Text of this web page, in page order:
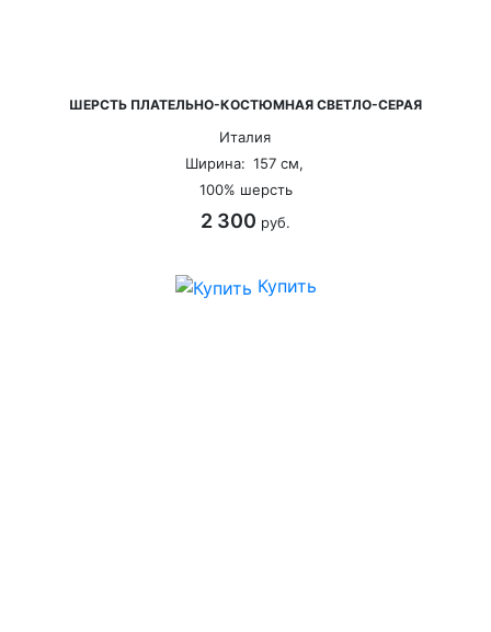
ШЕРСТЬ ПЛАТЕЛЬНО-КОСТЮМНАЯ СВЕТЛО-СЕРАЯ
Италия
Ширина: 157 см,
100% шерсть
2 300руб.
Купить